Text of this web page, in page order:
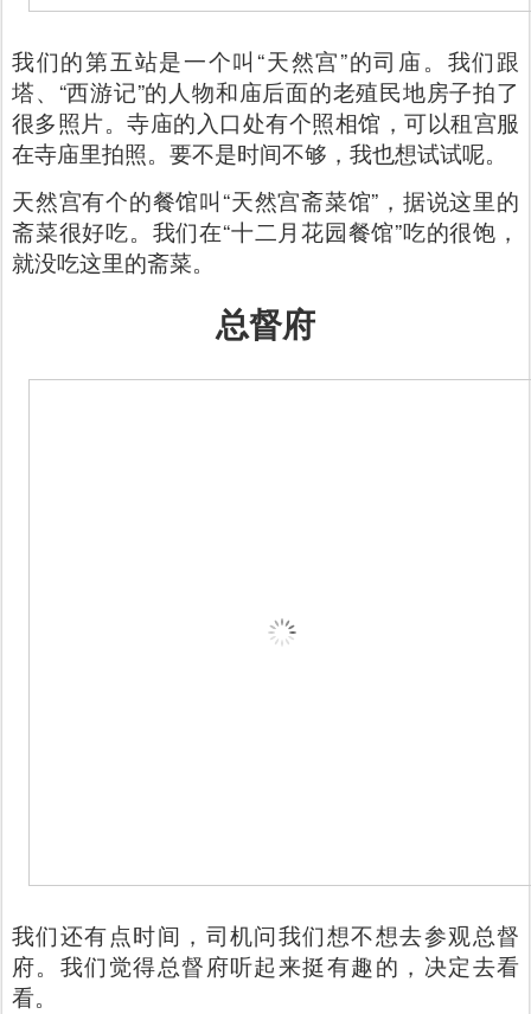
我们的第五站是一个叫“天然宫”的司庙。我们跟
塔、“西游记”的人物和庙后面的老殖民地房子拍了
很多照片。寺庙的入口处有个照相馆，可以租宫服
在寺庙里拍照。要不是时间不够，我也想试试呢。
天然宫有个的餐馆叫“天然宫斋菜馆”，据说这里的
斋菜很好吃。我们在“十二月花园餐馆”吃的很饱，
就没吃这里的斋菜。
总督府
我们还有点时间，司机问我们想不想去参观总督
府。我们觉得总督府听起来挺有趣的，决定去看
看。